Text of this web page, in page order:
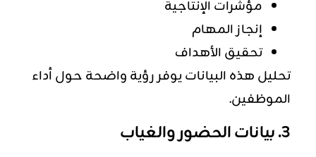
مؤشرات الإنتاجية
إنجاز المهام
تحقيق الأهداف
تحليل هذه البيانات يوفر رؤية واضحة حول أداء
الموظفين.
3. بيانات الحضور والغياب